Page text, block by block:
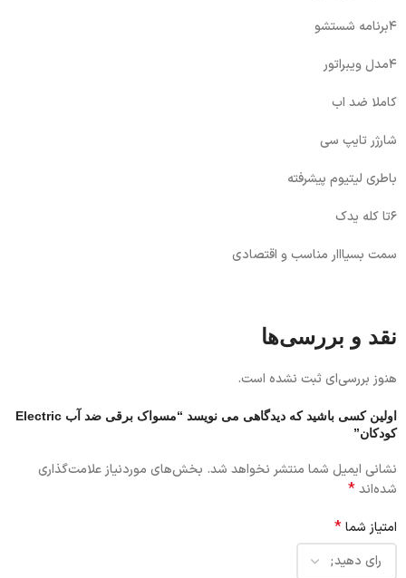
۴برنامه شستشو
۴مدل ویبراتور
کاملا ضد اب
شارژر تایپ سی
باطری لیتیوم پیشرفته
۶تا کله یدک‌
سمت بسیااار مناسب و اقتصادی
نقد و بررسی‌ها
هنوز بررسی‌ای ثبت نشده است.
اولین کسی باشید که دیدگاهی می نویسد “مسواک برقی ضد آب Electric
کودکان”
نشانی ایمیل شما منتشر نخواهد شد. بخش‌های موردنیاز علامت‌گذاری
شده‌اند*
امتیاز شما*